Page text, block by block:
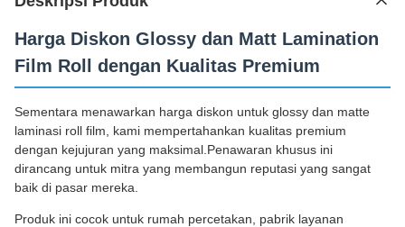
Harga Diskon Glossy dan Matt Lamination
Film Roll dengan Kualitas Premium
Sementara menawarkan harga diskon untuk glossy dan matte
laminasi roll film, kami mempertahankan kualitas premium
dengan kejujuran yang maksimal.Penawaran khusus ini
dirancang untuk mitra yang membangun reputasi yang sangat
baik di pasar mereka.
Produk ini cocok untuk rumah percetakan, pabrik layanan